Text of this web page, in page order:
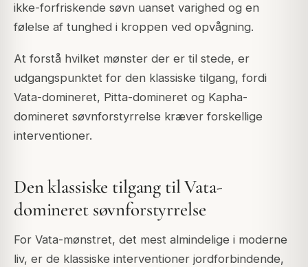
ikke-forfriskende søvn uanset varighed og en
følelse af tunghed i kroppen ved opvågning.
At forstå hvilket mønster der er til stede, er
udgangspunktet for den klassiske tilgang, fordi
Vata-domineret, Pitta-domineret og Kapha-
domineret søvnforstyrrelse kræver forskellige
interventioner.
Den klassiske tilgang til Vata-
domineret søvnforstyrrelse
For Vata-mønstret, det mest almindelige i moderne
liv, er de klassiske interventioner jordforbindende,